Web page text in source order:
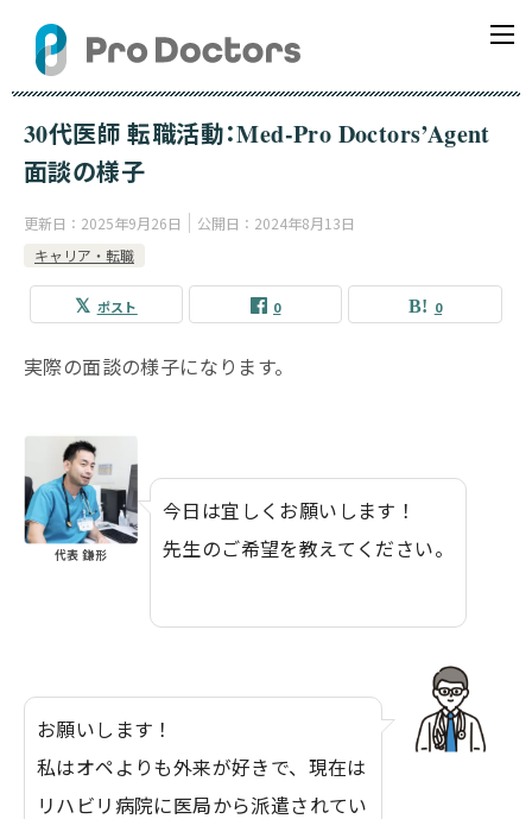
30代医師 転職活動：Med-Pro Doctors’Agent
面談の様子
更新日： 2025年9月26日 公開日： 2024年8月13日
キャリア・転職
ポスト 0 0
実際の面談の様子になります。
代表 鎌形
今日は宜しくお願いします！
先生のご希望を教えてください。
お願いします！
私はオペよりも外来が好きで、現在は
リハビリ病院に医局から派遣されてい